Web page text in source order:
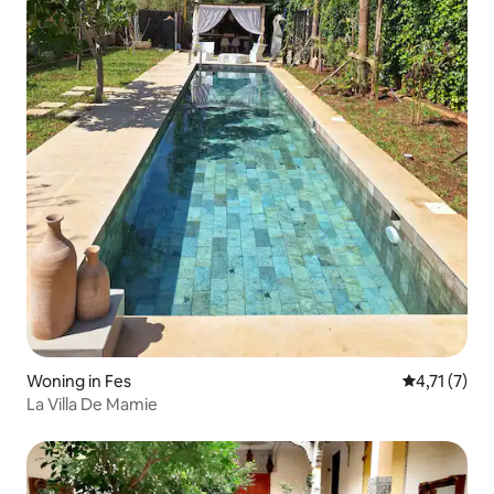
Woning in Fes
4,71 (7)
La Villa De Mamie